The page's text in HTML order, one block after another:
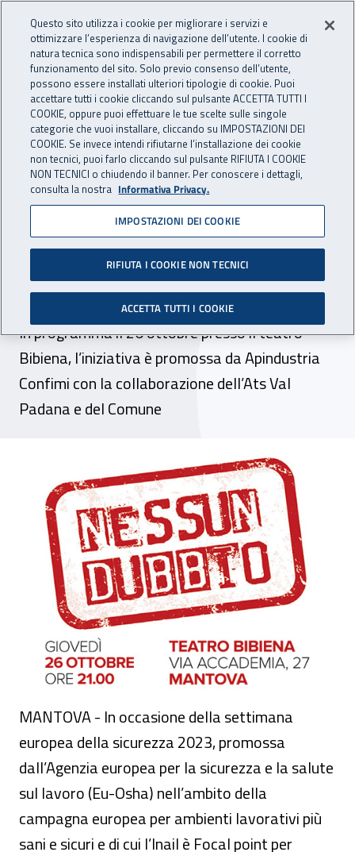
INAIL - Istituto Nazionale
Apri cerca
Navigazione principale
Navigazione - Ti trovi in:
Home Inail comunica News
02 ottobre 2023
A Mantova va in scena la
sicurezza con lo spettacolo
“Nessun dubbio”
In programma il 26 ottobre presso il teatro
Bibiena, l’iniziativa è promossa da Apindustria
Confimi con la collaborazione dell’Ats Val
Padana e del Comune
A Mantova va in scena la sicurezza con
MANTOVA - In occasione della settimana
europea della sicurezza 2023, promossa
dall’Agenzia europea per la sicurezza e la salute
sul lavoro (Eu-Osha) nell’ambito della
campagna europea per ambienti lavorativi più
sani e sicuri e di cui l’Inail è Focal point per
Questo sito utilizza i cookie per migliorare i servizi e
ottimizzare l’esperienza di navigazione dell’utente. I cookie di
natura tecnica sono indispensabili per permettere il corretto
funzionamento del sito. Solo previo consenso dell’utente,
possono essere installati ulteriori tipologie di cookie. Puoi
accettare tutti i cookie cliccando sul pulsante ACCETTA TUTTI I
COOKIE, oppure puoi effettuare le tue scelte sulle singole
categorie che vuoi installare, cliccando su IMPOSTAZIONI DEI
COOKIE. Se invece intendi rifiutarne l’installazione dei cookie
non tecnici, puoi farlo cliccando sul pulsante RIFIUTA I COOKIE
NON TECNICI o chiudendo il banner. Per conoscere i dettagli,
consulta la nostra Informativa Privacy.
IMPOSTAZIONI DEI COOKIE
RIFIUTA I COOKIE NON TECNICI
ACCETTA TUTTI I COOKIE